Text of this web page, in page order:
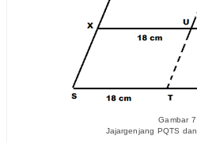
Gambar 7
Jajargenjang PQTS